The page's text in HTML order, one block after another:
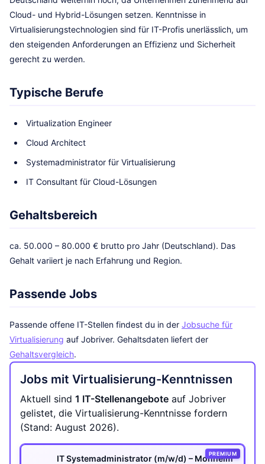
Cloud- und Hybrid-Lösungen setzen. Kenntnisse in
Virtualisierungstechnologien sind für IT-Profis unerlässlich, um
den steigenden Anforderungen an Effizienz und Sicherheit
gerecht zu werden.
Typische Berufe
Virtualization Engineer
Cloud Architect
Systemadministrator für Virtualisierung
IT Consultant für Cloud-Lösungen
Gehaltsbereich
ca. 50.000 – 80.000 € brutto pro Jahr (Deutschland). Das
Gehalt variiert je nach Erfahrung und Region.
Passende Jobs
Passende offene IT-Stellen findest du in der Jobsuche für
Virtualisierung auf Jobriver. Gehaltsdaten liefert der
Gehaltsvergleich.
Jobs mit Virtualisierung-Kenntnissen
Aktuell sind 1 IT-Stellenangebote auf Jobriver
gelistet, die Virtualisierung-Kenntnisse fordern
(Stand: August 2026).
IT Systemadministrator (m/w/d) – Monheim
PREMIUM